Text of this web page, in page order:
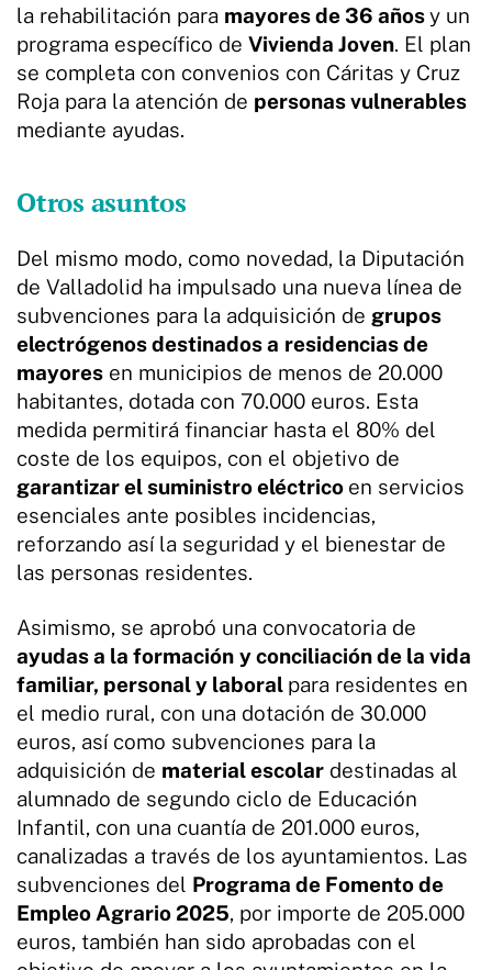
la rehabilitación para mayores de 36 añosy un
programa específico de Vivienda Joven. El plan
se completa con convenios con Cáritas y Cruz
Roja para la atención de personas vulnerables
mediante ayudas.
Otros asuntos
Del mismo modo, como novedad, la Diputación
de Valladolid ha impulsado una nueva línea de
subvenciones para la adquisición de grupos
electrógenos destinados a residencias de
mayores en municipios de menos de 20.000
habitantes, dotada con 70.000 euros. Esta
medida permitirá financiar hasta el 80% del
coste de los equipos, con el objetivo de
garantizar el suministro eléctrico en servicios
esenciales ante posibles incidencias,
reforzando así la seguridad y el bienestar de
las personas residentes.
Asimismo, se aprobó una convocatoria de
ayudas a la formación y conciliación de la vida
familiar, personal y laboral para residentes en
el medio rural, con una dotación de 30.000
euros, así como subvenciones para la
adquisición de material escolar destinadas al
alumnado de segundo ciclo de Educación
Infantil, con una cuantía de 201.000 euros,
canalizadas a través de los ayuntamientos. Las
subvenciones del Programa de Fomento de
Empleo Agrario 2025, por importe de 205.000
euros, también han sido aprobadas con el